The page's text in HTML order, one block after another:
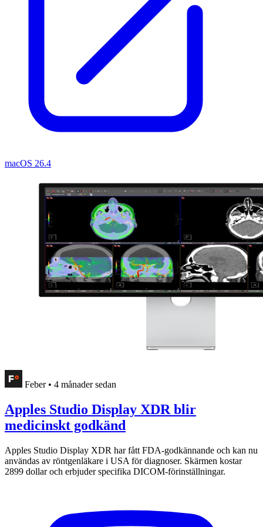
macOS 26.4
Feber • 4 månader sedan
Apples Studio Display XDR blir
medicinskt godkänd
Apples Studio Display XDR har fått FDA-godkännande och kan nu
användas av röntgenläkare i USA för diagnoser. Skärmen kostar
2899 dollar och erbjuder specifika DICOM-förinställningar.